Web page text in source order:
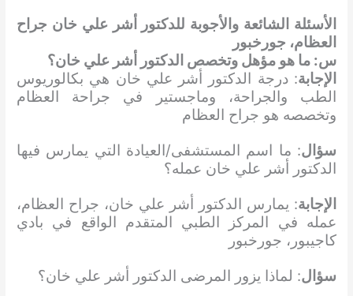
الأسئلة الشائعة والأجوبة للدكتور أشر علي خان جراح
العظام، جورخبور
س: ما هو مؤهل وتخصص الدكتور أشر علي خان؟
الإجابة: درجة الدكتور أشر علي خان هي بكالوريوس
الطب والجراحة، وماجستير في جراحة العظام
وتخصصه هو جراح العظام
سؤال: ما اسم المستشفى/العيادة التي يمارس فيها
الدكتور أشر علي خان عمله؟
الإجابة: يمارس الدكتور أشر علي خان، جراح العظام،
عمله في المركز الطبي المتقدم الواقع في بادي
كاجيبور، جورخبور
سؤال: لماذا يزور المرضى الدكتور أشر علي خان؟